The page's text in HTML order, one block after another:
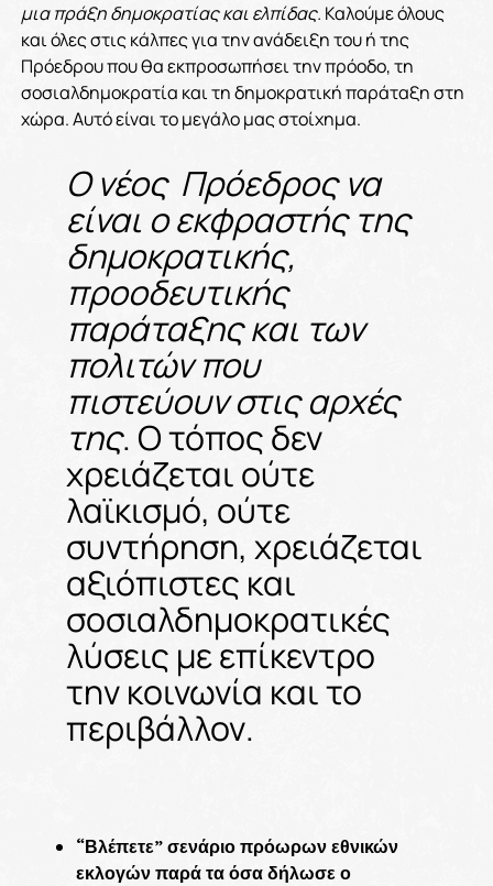
μια πράξη δημοκρατίας και ελπίδας. Καλούμε όλους
και όλες στις κάλπες για την ανάδειξη του ή της
Πρόεδρου που θα εκπροσωπήσει την πρόοδο, τη
σοσιαλδημοκρατία και τη δημοκρατική παράταξη στη
χώρα. Αυτό είναι το μεγάλο μας στοίχημα.
Ο νέος Πρόεδρος να
είναι ο εκφραστής της
δημοκρατικής,
προοδευτικής
παράταξης και των
πολιτών που
πιστεύουν στις αρχές
της. Ο τόπος δεν
χρειάζεται ούτε
λαϊκισμό, ούτε
συντήρηση, χρειάζεται
αξιόπιστες και
σοσιαλδημοκρατικές
λύσεις με επίκεντρο
την κοινωνία και το
περιβάλλον.
“Βλέπετε” σενάριο πρόωρων εθνικών
εκλογών παρά τα όσα δήλωσε ο